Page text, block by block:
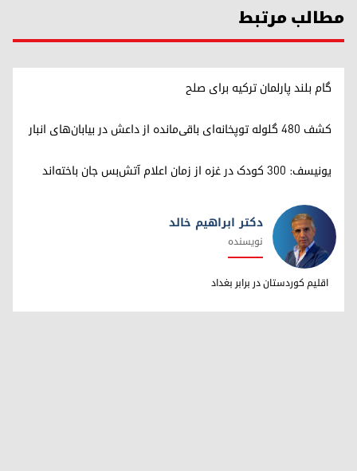
مطالب مرتبط
گام بلند پارلمان ترکیه برای صلح
کشف ۴۸۰ گلوله توپخانه‌ای باقی‌مانده از داعش در بیابان‌های انبار
یونیسف: ۳۰۰ کودک در غزه از زمان اعلام آتش‌بس جان باخته‌اند
دکتر ابراهیم خالد
دکتر ابراهیم خالد
نویسنده
اقلیم کوردستان در برابر بغداد